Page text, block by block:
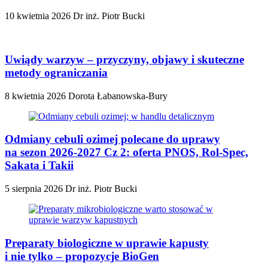
10 kwietnia 2026 Dr inż. Piotr Bucki
Uwiądy warzyw – przyczyny, objawy i skuteczne
metody ograniczania
8 kwietnia 2026 Dorota Łabanowska-Bury
Odmiany cebuli ozimej polecane do uprawy
na sezon 2026-2027 Cz 2: oferta PNOS, Rol-Spec,
Sakata i Takii
5 sierpnia 2026 Dr inż. Piotr Bucki
Preparaty biologiczne w uprawie kapusty
i nie tylko – propozycje BioGen